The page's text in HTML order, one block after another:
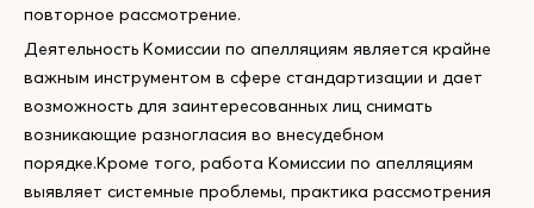
повторное рассмотрение.
Деятельность Комиссии по апелляциям является крайне
важным инструментом в сфере стандартизации и дает
возможность для заинтересованных лиц снимать
возникающие разногласия во внесудебном
порядке.Кроме того, работа Комиссии по апелляциям
выявляет системные проблемы, практика рассмотрения